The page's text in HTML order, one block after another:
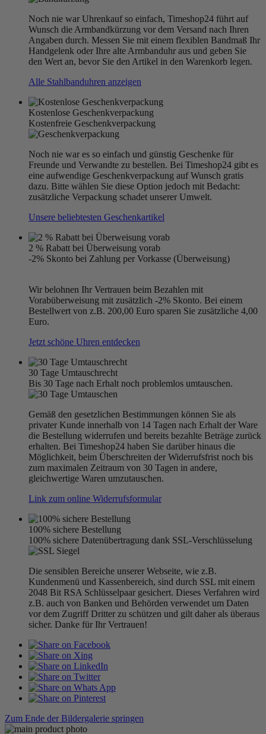
Noch nie war Uhrenkauf so einfach, Timeshop24 führt auf
Wunsch die Armbandkürzung vor dem Versand nach Ihren
Angaben durch. Messen Sie mit einem flexiblen Bandmaß Ihr
Handgelenk oder Ihre alte Armbanduhr aus und geben Sie
den Wert an, bevor Sie den Artikel in den Warenkorb legen.
Alle Stahlbanduhren anzeigen
Kostenlose Geschenkverpackung
Kostenfreie Geschenkverpackung
Noch nie war es so einfach und günstig Geschenke für
Freunde und Verwandte zu bestellen. Bei Timeshop24 gibt es
eine aufwendige Geschenkverpackung auf Wunsch gratis
dazu. Bitte wählen Sie diese Option jedoch mit Bedacht:
zusätzliche Verpackung schadet unserer Umwelt.
Unsere beliebtesten Geschenkartikel
2 % Rabatt bei Überweisung vorab
-2% Skonto bei Zahlung per Vorkasse (Überweisung)
Wir belohnen Ihr Vertrauen beim Bezahlen mit
Vorabüberweisung mit zusätzlich -2% Skonto. Bei einem
Bestellwert von z.B. 200,00 Euro sparen Sie zusätzliche 4,00
Euro.
Jetzt schöne Uhren entdecken
30 Tage Umtauschrecht
Bis 30 Tage nach Erhalt noch problemlos umtauschen.
Gemäß den gesetzlichen Bestimmungen können Sie als
privater Kunde innerhalb von 14 Tagen nach Erhalt der Ware
die Bestellung widerrufen und bereits bezahlte Beträge zurück
erhalten. Bei Timeshop24 haben Sie darüber hinaus die
Möglichkeit, beim Überschreiten der Widerrufsfrist noch bis
zum maximalen Zeitraum von 30 Tagen in andere,
gleichwertige Waren umzutauschen.
Link zum online Widerrufsformular
100% sichere Bestellung
100% sichere Datenübertragung dank SSL-Verschlüsselung
Die sensiblen Bereiche unserer Webseite, wie z.B.
Kundenmenü und Kassenbereich, sind durch SSL mit einem
2048 Bit RSA Schlüsselpaar gesichert. Dieses Verfahren wird
z.B. auch von Banken und Behörden verwendet um Daten
vor dem Zugriff Dritter zu schützen und gilt daher als überaus
sicher. Danke für Ihr Vertrauen!
Zum Ende der Bildergalerie springen